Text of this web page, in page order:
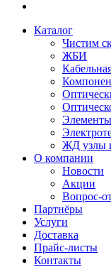
Каталог
Чистим
ЖБИ
ЖД узлы и
О компании
Новости
Акции
Вопрос-
Партнёры
Услуги
Доставка
Прайс-листы
Контакты